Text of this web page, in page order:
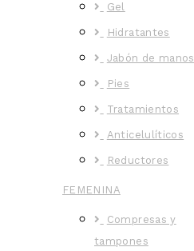
Gel
Hidratantes
Jabón de manos
Pies
Tratamientos
Anticelulíticos
Reductores
FEMENINA
Compresas y
tampones